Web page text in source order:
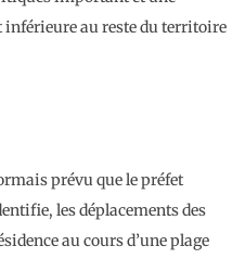
au reste du territoire
prévu que le préfet
les déplacements des
au cours d’une plage